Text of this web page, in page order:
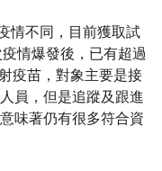
情不同，目前獲取試
情爆發後，已有超過
疫苗，對象主要是接
員，但是追蹤及跟進
味著仍有很多符合資